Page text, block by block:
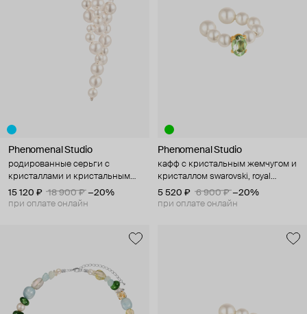
Phenomenal Studio
родированные серьги с
кристаллами и кристальным
жемчугом, pearly octagon rhodium
15 120 ₽ 18 900 ₽ −20%
при оплате онлайн
Phenomenal Studio
кафф с кристальным жемчугом и
кристаллом swarovski, royal
chrysolite
5 520 ₽ 6 900 ₽ −20%
при оплате онлайн